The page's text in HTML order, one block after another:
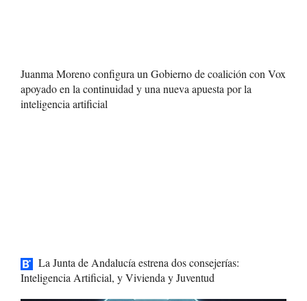
Juanma Moreno configura un Gobierno de coalición con Vox
apoyado en la continuidad y una nueva apuesta por la
inteligencia artificial
La Junta de Andalucía estrena dos consejerías:
Inteligencia Artificial, y Vivienda y Juventud